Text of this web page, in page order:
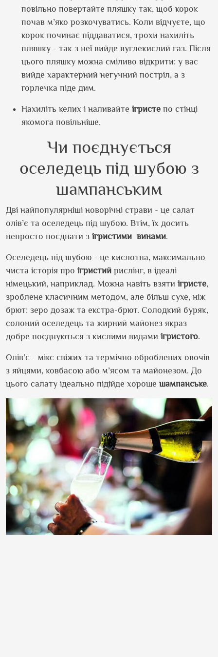
повільно повертайте пляшку так, щоб корок
почав м’яко розкочуватись. Коли відчуєте, що
корок починає піддаватися, трохи нахиліть
пляшку - так з неї вийде вуглекислий газ. Після
цього пляшку можна сміливо відкрити: у вас
вийде характерний негучний постріл, а з
горлечка піде дим.
Нахиліть келих і наливайте ігристе по стінці
якомога повільніше.
Чи поєднується
оселедець під шубою з
шампанським
Дві найпопулярніші новорічні страви - це салат
олів’є та оселедець під шубою. Втім, їх досить
непросто поєднати з ігристими винами.
Оселедець під шубою - це кислотна, максимально
чиста історія про ігристий рислінг, в ідеалі
німецький, наприклад. Можна навіть взяти ігристе,
зроблене класичним методом, але більш сухе, ніж
брют: зеро дозаж та екстра-брют. Солодкий буряк,
солоний оселедець та жирний майонез якраз
добре поєднуються з кислими видами ігристого.
Олів’є - мікс свіжих та термічно оброблених овочів
з яйцями, ковбасою або м’ясом та майонезом. До
цього салату ідеально підійде хороше шампанське.